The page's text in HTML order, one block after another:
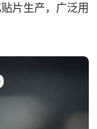
片生产，广泛用